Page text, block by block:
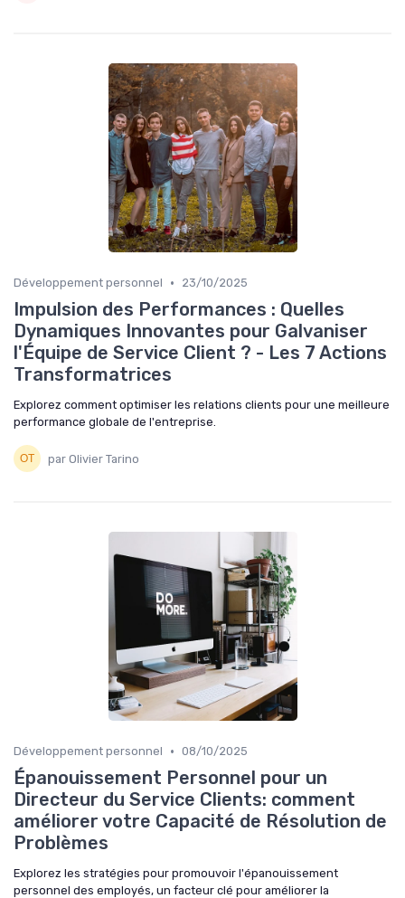
Développement personnel • 23/10/2025
Impulsion des Performances : Quelles
Dynamiques Innovantes pour Galvaniser
l'Équipe de Service Client ? - Les 7 Actions
Transformatrices
Explorez comment optimiser les relations clients pour une meilleure
performance globale de l'entreprise.
par Olivier Tarino
Développement personnel • 08/10/2025
Épanouissement Personnel pour un
Directeur du Service Clients: comment
améliorer votre Capacité de Résolution de
Problèmes
Explorez les stratégies pour promouvoir l'épanouissement
personnel des employés, un facteur clé pour améliorer la